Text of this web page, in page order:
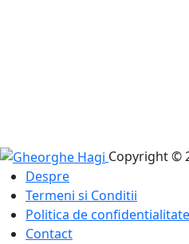
Copyright ©
Despre
Termeni si Conditii
Politica de confidentialitate
Contact